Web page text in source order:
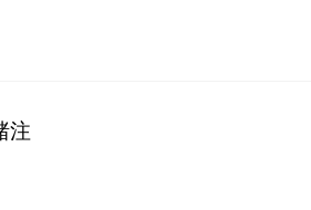
注